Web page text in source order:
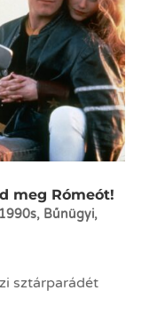
meg Rómeót!
1990s, Bűnügyi,
sztárparádét